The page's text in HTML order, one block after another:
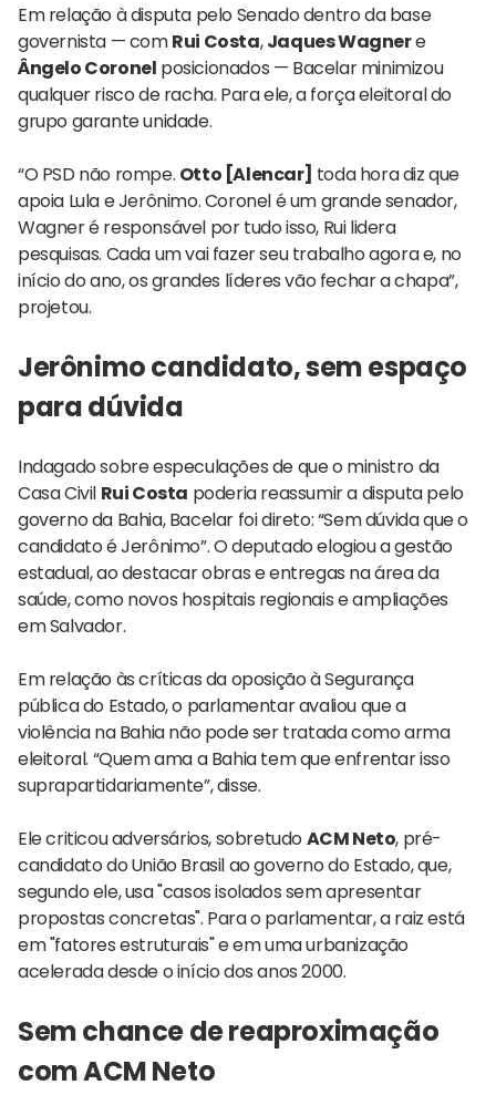
Em relação à disputa pelo Senado dentro da base
governista — comRui Costa,Jaques Wagnere
Ângelo Coronel posicionados — Bacelar minimizou
qualquer risco de racha. Para ele, a força eleitoral do
grupo garante unidade.
“O PSD não rompe. Otto [Alencar] toda hora diz que
apoia Lula e Jerônimo. Coronel é um grande senador,
Wagner é responsável por tudo isso, Rui lidera
pesquisas. Cada um vai fazer seu trabalho agora e, no
início do ano, os grandes líderes vão fechar a chapa”,
projetou.
Jerônimo candidato, sem espaço
para dúvida
Indagado sobre especulações de que o ministro da
Casa Civil Rui Costa poderia reassumir a disputa pelo
governo da Bahia, Bacelar foi direto: “Sem dúvida que o
candidato é Jerônimo”. O deputado elogiou a gestão
estadual, ao destacar obras e entregas na área da
saúde, como novos hospitais regionais e ampliações
em Salvador.
Em relação às críticas da oposição à Segurança
pública do Estado, o parlamentar avaliou que a
violência na Bahia não pode ser tratada como arma
eleitoral. “Quem ama a Bahia tem que enfrentar isso
suprapartidariamente”, disse.
Ele criticou adversários, sobretudo ACM Neto, pré-
candidato doUnião Brasil ao governo do Estado, que,
segundo ele, usa "casos isolados sem apresentar
propostas concretas". Para o parlamentar, a raiz está
em "fatores estruturais" e em uma urbanização
acelerada desde o início dos anos 2000.
Sem chance de reaproximação
com ACM Neto